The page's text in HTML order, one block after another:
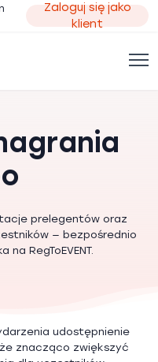
Zaloguj się jako
klient
prelegentów oraz
— bezpośrednio
RegToEVENT.
udostępnienie
znacząco zwiększyć